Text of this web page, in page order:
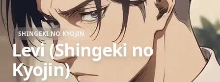
SHINGEKI NO KYOJIN
Levi (Shingeki no
Kyojin)